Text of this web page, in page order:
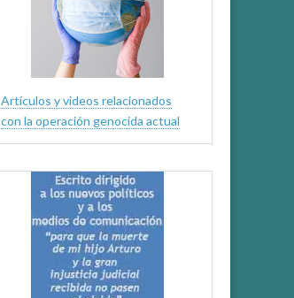
Artículos y videos relacionados
con la operación genocida actual